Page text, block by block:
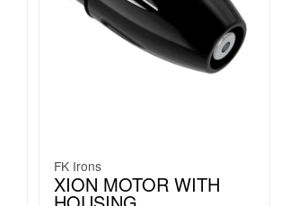
FK Irons
XION MOTOR WITH